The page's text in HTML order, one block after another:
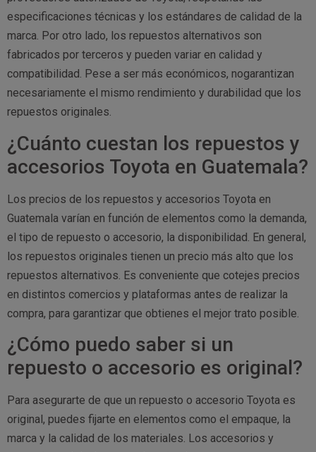
especificaciones técnicas y los estándares de calidad de la
marca. Por otro lado, los repuestos alternativos son
fabricados por terceros y pueden variar en calidad y
compatibilidad. Pese a ser más económicos, nogarantizan
necesariamente el mismo rendimiento y durabilidad que los
repuestos originales.
¿Cuánto cuestan los repuestos y
accesorios Toyota en Guatemala?
Los precios de los repuestos y accesorios Toyota en
Guatemala varían en función de elementos como la demanda,
el tipo de repuesto o accesorio, la disponibilidad. En general,
los repuestos originales tienen un precio más alto que los
repuestos alternativos. Es conveniente que cotejes precios
en distintos comercios y plataformas antes de realizar la
compra, para garantizar que obtienes el mejor trato posible.
¿Cómo puedo saber si un
repuesto o accesorio es original?
Para asegurarte de que un repuesto o accesorio Toyota es
original, puedes fijarte en elementos como el empaque, la
marca y la calidad de los materiales. Los accesorios y